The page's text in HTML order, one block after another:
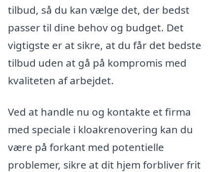
tilbud, så du kan vælge det, der bedst
passer til dine behov og budget. Det
vigtigste er at sikre, at du får det bedste
tilbud uden at gå på kompromis med
kvaliteten af arbejdet.
Ved at handle nu og kontakte et firma
med speciale i kloakrenovering kan du
være på forkant med potentielle
problemer, sikre at dit hjem forbliver frit